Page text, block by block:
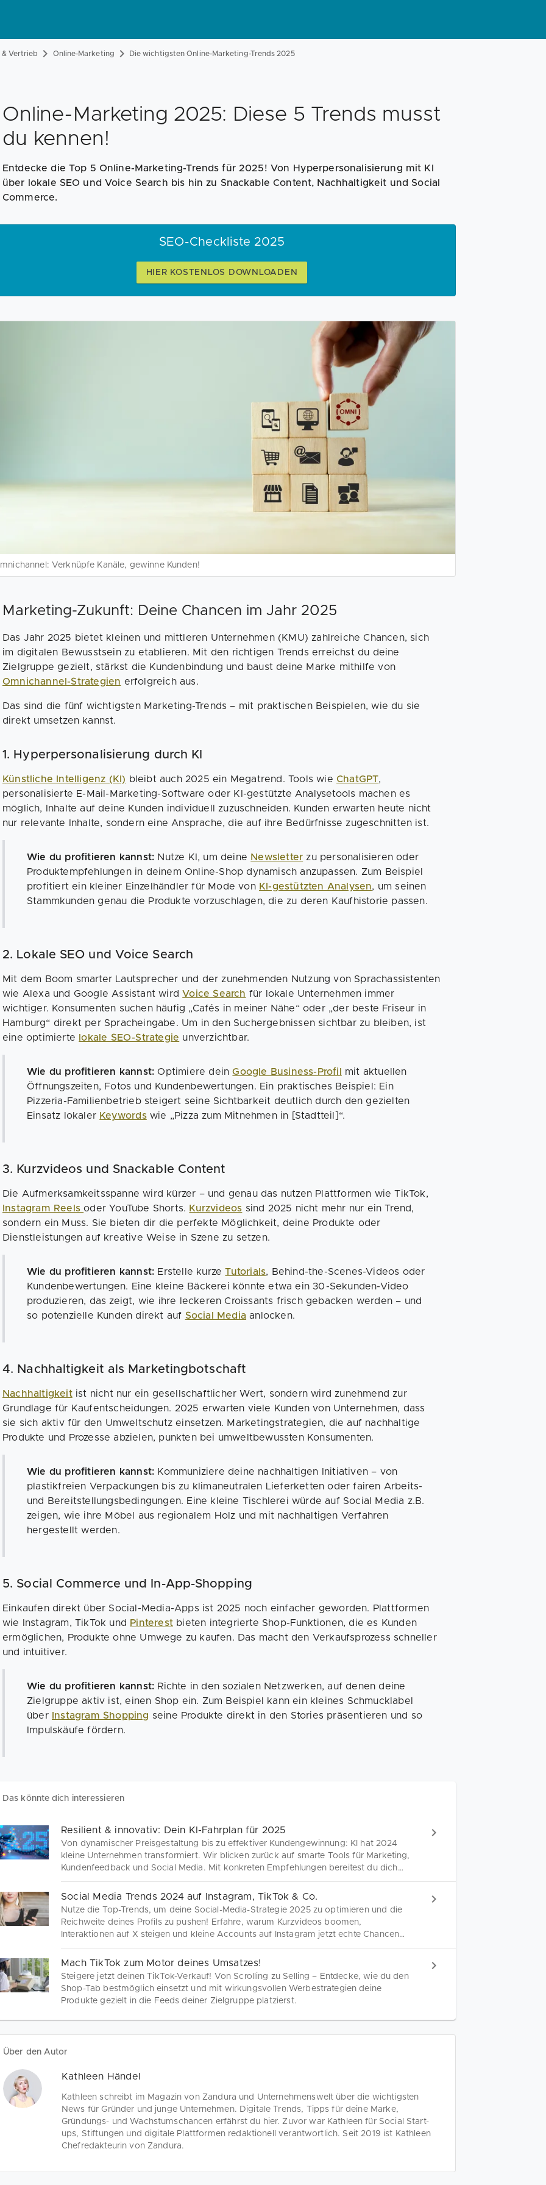
Vertrieb Online-Marketing Die wichtigsten Online-Marketing-Trends 2025
Online-Marketing 2025: Diese 5 Trends musst
du kennen!
Entdecke die Top 5 Online-Marketing-Trends für 2025! Von Hyperpersonalisierung mit KI
über lokale SEO und Voice Search bis hin zu Snackable Content, Nachhaltigkeit und Social
Commerce.
SEO-Checkliste 2025
HIER KOSTENLOS DOWNLOADEN
Verknüpfe Kanäle, gewinne Kunden!
Marketing-Zukunft: Deine Chancen im Jahr 2025
Das Jahr 2025 bietet kleinen und mittleren Unternehmen (KMU) zahlreiche Chancen, sich
im digitalen Bewusstsein zu etablieren. Mit den richtigen Trends erreichst du deine
Zielgruppe gezielt, stärkst die Kundenbindung und baust deine Marke mithilfe von
Omnichannel-Strategien erfolgreich aus.
Das sind die fünf wichtigsten Marketing-Trends – mit praktischen Beispielen, wie du sie
direkt umsetzen kannst.
1. Hyperpersonalisierung durch KI
Künstliche Intelligenz (KI) bleibt auch 2025 ein Megatrend. Tools wieChatGPT,
personalisierte E-Mail-Marketing-Software oder KI-gestützte Analysetools machen es
möglich, Inhalte auf deine Kunden individuell zuzuschneiden. Kunden erwarten heute nicht
nur relevante Inhalte, sondern eine Ansprache, die auf ihre Bedürfnisse zugeschnitten ist.
Wie du profitieren kannst: Nutze KI, um deine Newsletter zu personalisieren oder
Produktempfehlungen in deinem Online-Shop dynamisch anzupassen. Zum Beispiel
profitiert ein kleiner Einzelhändler für Mode von KI-gestützten Analysen, um seinen
Stammkunden genau die Produkte vorzuschlagen, die zu deren Kaufhistorie passen.
2. Lokale SEO und Voice Search
Mit dem Boom smarter Lautsprecher und der zunehmenden Nutzung von Sprachassistenten
wie Alexa und Google Assistant wirdVoice Search für lokale Unternehmen immer
wichtiger. Konsumenten suchen häufig „Cafés in meiner Nähe“ oder „der beste Friseur in
Hamburg“ direkt per Spracheingabe. Um in den Suchergebnissen sichtbar zu bleiben, ist
eine optimierte
lokale SEO-Strategie unverzichtbar.
Wie du profitieren kannst:Optimiere deinGoogle Business-Profil
mit aktuellen
Öffnungszeiten, Fotos und Kundenbewertungen. Ein praktisches Beispiel: Ein
Pizzeria-Familienbetrieb steigert seine Sichtbarkeit deutlich durch den gezielten
Einsatz lokaler Keywordswie „Pizza zum Mitnehmen in [Stadtteil]“.
3. Kurzvideos und Snackable Content
Die Aufmerksamkeitsspanne wird kürzer – und genau das nutzen Plattformen wie TikTok,
Instagram Reelsoder YouTube Shorts. Kurzvideos sind 2025 nicht mehr nur ein Trend,
sondern ein Muss. Sie bieten dir die perfekte Möglichkeit, deine Produkte oder
Dienstleistungen auf kreative Weise in Szene zu setzen.
Wie du profitieren kannst: Erstelle kurzeTutorials, Behind-the-Scenes-Videos oder
Kundenbewertungen. Eine kleine Bäckerei könnte etwa ein 30-Sekunden-Video
produzieren, das zeigt, wie ihre leckeren Croissants frisch gebacken werden – und
so potenzielle Kunden direkt auf Social Media anlocken.
4. Nachhaltigkeit als Marketingbotschaft
Nachhaltigkeitist nicht nur ein gesellschaftlicher Wert, sondern wird zunehmend zur
Grundlage für Kaufentscheidungen. 2025 erwarten viele Kunden von Unternehmen, dass
sie sich aktiv für den Umweltschutz einsetzen. Marketingstrategien, die auf nachhaltige
Produkte und Prozesse abzielen, punkten bei umweltbewussten Konsumenten.
Wie du profitieren kannst: Kommuniziere deine nachhaltigen Initiativen – von
plastikfreien Verpackungen bis zu klimaneutralen Lieferketten oder fairen Arbeits-
und Bereitstellungsbedingungen. Eine kleine Tischlerei würde auf Social Media z.B.
zeigen, wie ihre Möbel aus regionalem Holz und mit nachhaltigen Verfahren
hergestellt werden.
5. Social Commerce und In-App-Shopping
Einkaufen direkt über Social-Media-Apps ist 2025 noch einfacher geworden. Plattformen
wie Instagram, TikTok und Pinterest bieten integrierte Shop-Funktionen, die es Kunden
ermöglichen, Produkte ohne Umwege zu kaufen. Das macht den Verkaufsprozess schneller
und intuitiver.
Wie du profitieren kannst: Richte in den sozialen Netzwerken, auf denen deine
Zielgruppe aktiv ist, einen Shop ein. Zum Beispiel kann ein kleines Schmucklabel
über
Instagram Shopping seine Produkte direkt in den Stories präsentieren und so
Impulskäufe fördern.
Das könnte dich interessieren
Resilient & innovativ: Dein KI-Fahrplan für 2025
Von dynamischer Preisgestaltung bis zu effektiver Kundengewinnung: KI hat 2024
kleine Unternehmen transformiert. Wir blicken zurück auf smarte Tools für Marketing,
Kundenfeedback und Social Media. Mit konkreten Empfehlungen bereitest du dich
optimal auf 2025 vor.
Social Media Trends 2024 auf Instagram, TikTok & Co.
Nutze die Top-Trends, um deine Social-Media-Strategie 2025 zu optimieren und die
Reichweite deines Profils zu pushen! Erfahre, warum Kurzvideos boomen,
Interaktionen auf X steigen und kleine Accounts auf Instagram jetzt echte Chancen
haben.
Mach TikTok zum Motor deines Umsatzes!
Steigere jetzt deinen TikTok-Verkauf! Von Scrolling zu Selling – Entdecke, wie du den
Shop-Tab bestmöglich einsetzt und mit wirkungsvollen Werbestrategien deine
Produkte gezielt in die Feeds deiner Zielgruppe platzierst.
Über den Autor
Kathleen Händel
Kathleen schreibt im Magazin von Zandura und Unternehmenswelt über die wichtigsten
News für Gründer und junge Unternehmen. Digitale Trends, Tipps für deine Marke,
Gründungs- und Wachstumschancen erfährst du hier. Zuvor war Kathleen für Social Start-
ups, Stiftungen und digitale Plattformen redaktionell verantwortlich. Seit 2019 ist Kathleen
Chefredakteurin von Zandura.